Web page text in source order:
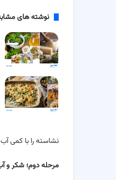
نوشته های
نشاسته را با کمی
مرحله دوم؛ شکر و